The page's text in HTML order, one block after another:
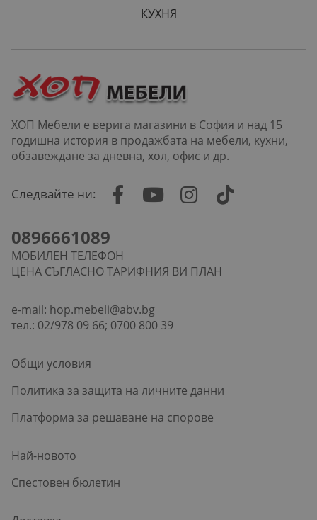
КУХНЯ
ХОП Мебели е верига магазини в София и над 15
годишна история в продажбата на мебели, кухни,
обзавеждане за дневна, хол, офис и др.
Следвайте ни:
0896661089
МОБИЛЕН ТЕЛЕФОН
ЦЕНА СЪГЛАСНО ТАРИФНИЯ ВИ ПЛАН
e-mail: hop.mebeli@abv.bg
тел.: 02/978 09 66; 0700 800 39
Общи условия
Политика за защита на личните данни
Платформа за решаване на спорове
Най-новото
Спестовен бюлетин